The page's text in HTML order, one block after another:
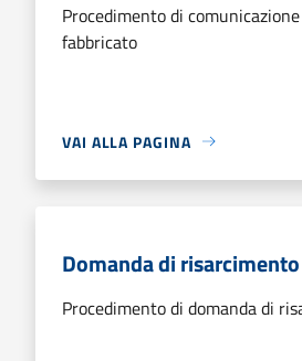
Procedimento di
fabbricato
VAI ALLA PAGINA
Domanda di
Procedimento di domanda di